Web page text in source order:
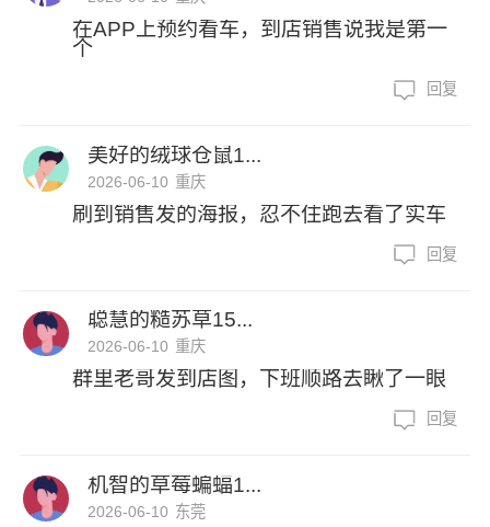
在APP上预约看车，到店销售说我是第一
个
回复
美好的绒球仓鼠1...
2026-06-10 重庆
刷到销售发的海报，忍不住跑去看了实车
回复
聪慧的糙苏草15...
2026-06-10 重庆
群里老哥发到店图，下班顺路去瞅了一眼
回复
机智的草莓蝙蝠1...
2026-06-10 东莞